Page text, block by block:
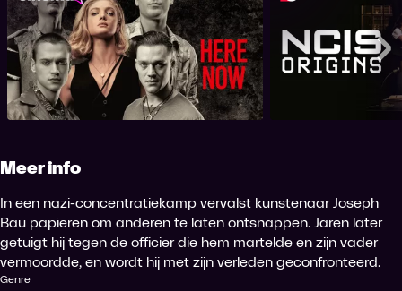
Here Now NCIS:
Meer info
In een nazi-concentratiekamp vervalst kunstenaar Joseph
Bau papieren om anderen te laten ontsnappen. Jaren later
getuigt hij tegen de officier die hem martelde en zijn vader
vermoordde, en wordt hij met zijn verleden geconfronteerd.
Genre